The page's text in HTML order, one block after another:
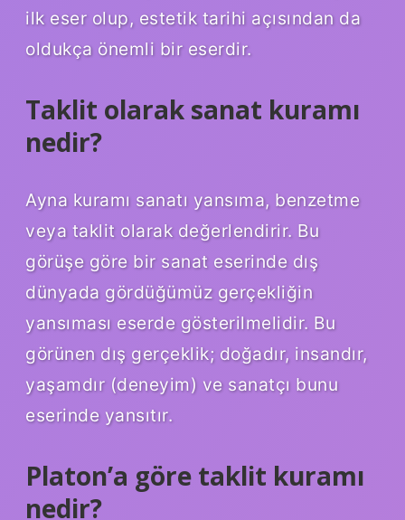
ilk eser olup, estetik tarihi açısından da
oldukça önemli bir eserdir.
Taklit olarak sanat kuramı
nedir?
Ayna kuramı sanatı yansıma, benzetme
veya taklit olarak değerlendirir. Bu
görüşe göre bir sanat eserinde dış
dünyada gördüğümüz gerçekliğin
yansıması eserde gösterilmelidir. Bu
görünen dış gerçeklik; doğadır, insandır,
yaşamdır (deneyim) ve sanatçı bunu
eserinde yansıtır.
Platon’a göre taklit kuramı
nedir?